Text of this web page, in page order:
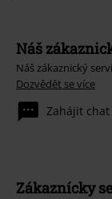
Náš
Náš zákaznický
Dozvědět se více
Zahájit chat
Zákaznícky